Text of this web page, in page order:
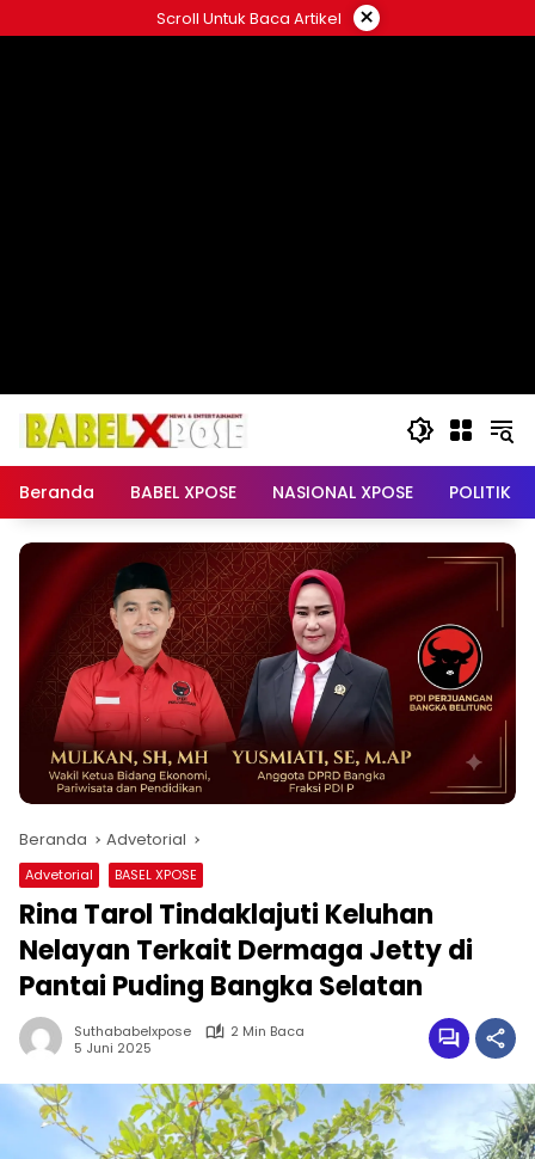
ke
Scroll Untuk Baca Artikel ×
Beranda BABEL XPOSE NASIONAL XPOSE POLITIK
Beranda Advetorial
Advetorial BASEL XPOSE
Rina Tarol Tindaklajuti Keluhan
Nelayan Terkait Dermaga Jetty di
Pantai Puding Bangka Selatan
Suthababelxpose
2 Min Baca
5 Juni 2025